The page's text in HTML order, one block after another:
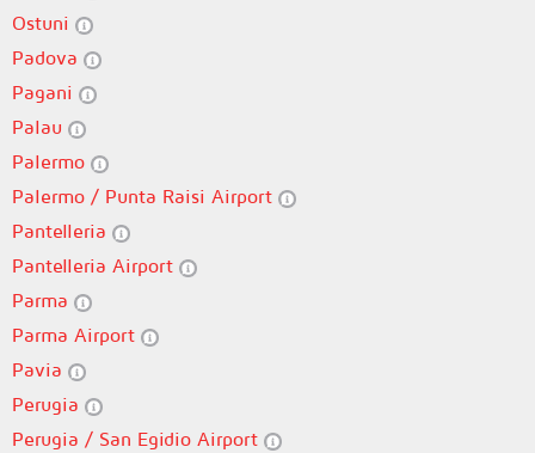
Ostuni
Padova
Pagani
Palau
Palermo
Palermo / Punta Raisi Airport
Pantelleria
Pantelleria Airport
Parma
Parma Airport
Pavia
Perugia
Perugia / San Egidio Airport